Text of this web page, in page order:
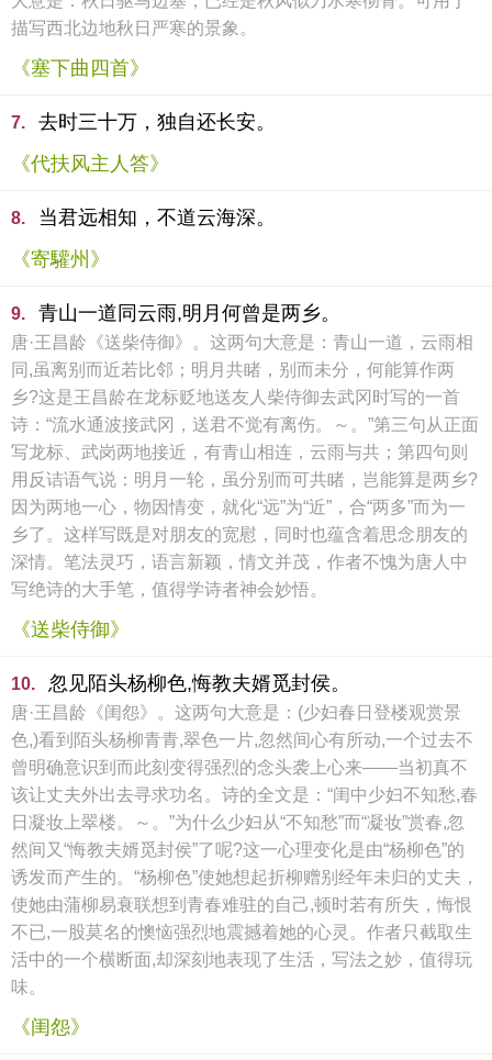
描写西北边地秋日严寒的景象。
《塞下曲四首》
7.
去时三十万，独自还长安。
《代扶风主人答》
8.
当君远相知，不道云海深。
《寄驩州》
9. 青山一道同云雨,明月何曾是两乡。
唐·王昌龄《送柴侍御》。这两句大意是：青山一道，云雨相
同,虽离别而近若比邻；明月共睹，别而未分，何能算作两
乡?这是王昌龄在龙标贬地送友人柴侍御去武冈时写的一首
诗：“流水通波接武冈，送君不觉有离伤。～。”第三句从正面
写龙标、武岗两地接近，有青山相连，云雨与共；第四句则
用反诘语气说：明月一轮，虽分别而可共睹，岂能算是两乡?
因为两地一心，物因情变，就化“远”为“近”，合“两多”而为一
乡了。这样写既是对朋友的宽慰，同时也蕴含着思念朋友的
深情。笔法灵巧，语言新颖，情文并茂，作者不愧为唐人中
写绝诗的大手笔，值得学诗者神会妙悟。
《送柴侍御》
10. 忽见陌头杨柳色,悔教夫婿觅封侯。
唐·王昌龄《闺怨》。这两句大意是：(少妇春日登楼观赏景
色,)看到陌头杨柳青青,翠色一片,忽然间心有所动,一个过去不
曾明确意识到而此刻变得强烈的念头袭上心来——当初真不
该让丈夫外出去寻求功名。诗的全文是：“闺中少妇不知愁,春
日凝妆上翠楼。～。”为什么少妇从“不知愁”而“凝妆”赏春,忽
然间又“悔教夫婿觅封侯”了呢?这一心理变化是由“杨柳色”的
诱发而产生的。“杨柳色”使她想起折柳赠别经年未归的丈夫，
使她由蒲柳易衰联想到青春难驻的自己,顿时若有所失，悔恨
不已,一股莫名的懊恼强烈地震撼着她的心灵。作者只截取生
活中的一个横断面,却深刻地表现了生活，写法之妙，值得玩
味。
《闺怨》